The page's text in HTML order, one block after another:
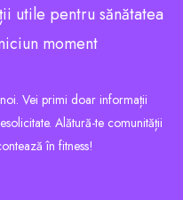
utile pentru sănătatea
moment
Vei primi doar informații
Alătură-te comunității
în fitness!